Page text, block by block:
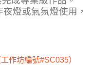
燈或氣氛燈使用，
工作坊編號#SC035）